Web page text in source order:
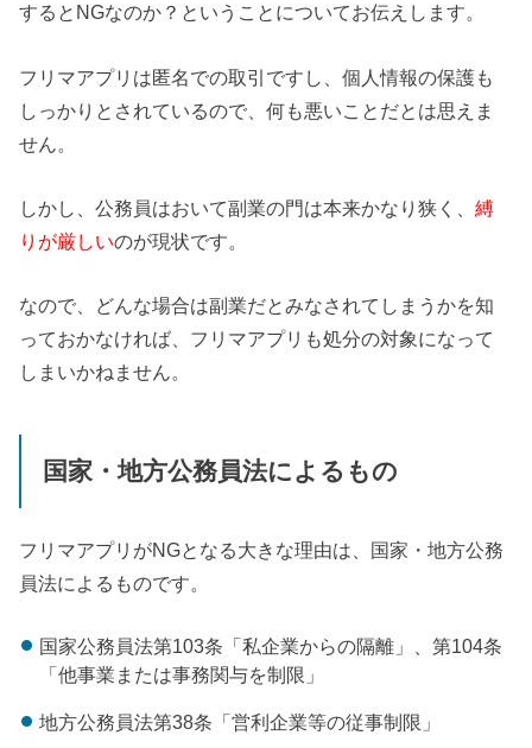
するとNGなのか？ということについてお伝えします。
フリマアプリは匿名での取引ですし、個人情報の保護も
しっかりとされているので、何も悪いことだとは思えま
せん。
しかし、公務員はおいて副業の門は本来かなり狭く、縛
りが厳しいのが現状です。
なので、どんな場合は副業だとみなされてしまうかを知
っておかなければ、フリマアプリも処分の対象になって
しまいかねません。
国家・地方公務員法によるもの
フリマアプリがNGとなる大きな理由は、国家・地方公務
員法によるものです。
国家公務員法第103条「私企業からの隔離」、第104条
「他事業または事務関与を制限」
地方公務員法第38条「営利企業等の従事制限」